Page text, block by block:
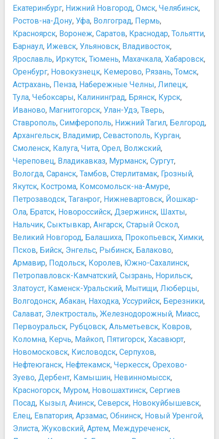
Екатеринбург, Нижний Новгород, Омск, Челябинск,
Ростов-на-Дону, Уфа, Волгоград, Пермь,
Красноярск, Воронеж, Саратов, Краснодар, Тольятти,
Барнаул, Ижевск, Ульяновск, Владивосток,
Ярославль, Иркутск, Тюмень, Махачкала, Хабаровск,
Оренбург, Новокузнецк, Кемерово, Рязань, Томск,
Астрахань, Пенза, Набережные Челны, Липецк,
Тула, Чебоксары, Калининград, Брянск, Курск,
Иваново, Магнитогорск, Улан-Удэ, Тверь,
Ставрополь, Симферополь, Нижний Тагил, Белгород,
Архангельск, Владимир, Севастополь, Курган,
Смоленск, Калуга, Чита, Орел, Волжский,
Череповец, Владикавказ, Мурманск, Сургут,
Вологда, Саранск, Тамбов, Стерлитамак, Грозный,
Якутск, Кострома, Комсомольск-на-Амуре,
Петрозаводск, Таганрог, Нижневартовск, Йошкар-
Ола, Братск, Новороссийск, Дзержинск, Шахты,
Нальчик, Сыктывкар, Ангарск, Старый Оскол,
Великий Новгород, Балашиха, Прокопьевск, Химки,
Псков, Бийск, Энгельс, Рыбинск, Балаково,
Армавир, Подольск, Королев, Южно-Сахалинск,
Петропавловск-Камчатский, Сызрань, Норильск,
Златоуст, Каменск-Уральский, Мытищи, Люберцы,
Волгодонск, Абакан, Находка, Уссурийск, Березники,
Салават, Электросталь, Железнодорожный, Миасс,
Первоуральск, Рубцовск, Альметьевск, Ковров,
Коломна, Керчь, Майкоп, Пятигорск, Хасавюрт,
Новомосковск, Кисловодск, Серпухов,
Нефтеюганск, Нефтекамск, Черкесск, Орехово-
Зуево, Дербент, Камышин, Невинномысск,
Красногорск, Муром, Новошахтинск, Сергиев
Посад, Кызыл, Ачинск, Северск, Новокуйбышевск,
Елец, Евпатория, Арзамас, Обнинск, Новый Уренгой,
Элиста, Жуковский, Артем, Междуреченск,